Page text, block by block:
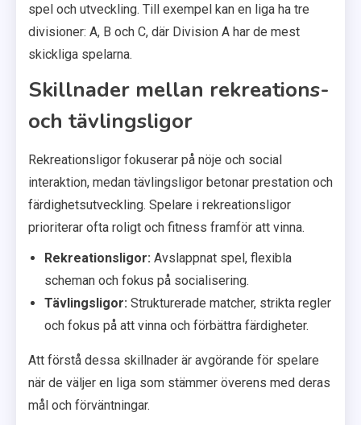
spel och utveckling. Till exempel kan en liga ha tre
divisioner: A, B och C, där Division A har de mest
skickliga spelarna.
Skillnader mellan rekreations-
och tävlingsligor
Rekreationsligor fokuserar på nöje och social
interaktion, medan tävlingsligor betonar prestation och
färdighetsutveckling. Spelare i rekreationsligor
prioriterar ofta roligt och fitness framför att vinna.
Rekreationsligor: Avslappnat spel, flexibla
scheman och fokus på socialisering.
Tävlingsligor: Strukturerade matcher, strikta regler
och fokus på att vinna och förbättra färdigheter.
Att förstå dessa skillnader är avgörande för spelare
när de väljer en liga som stämmer överens med deras
mål och förväntningar.